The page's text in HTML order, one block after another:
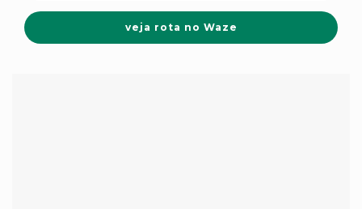
veja rota no Waze